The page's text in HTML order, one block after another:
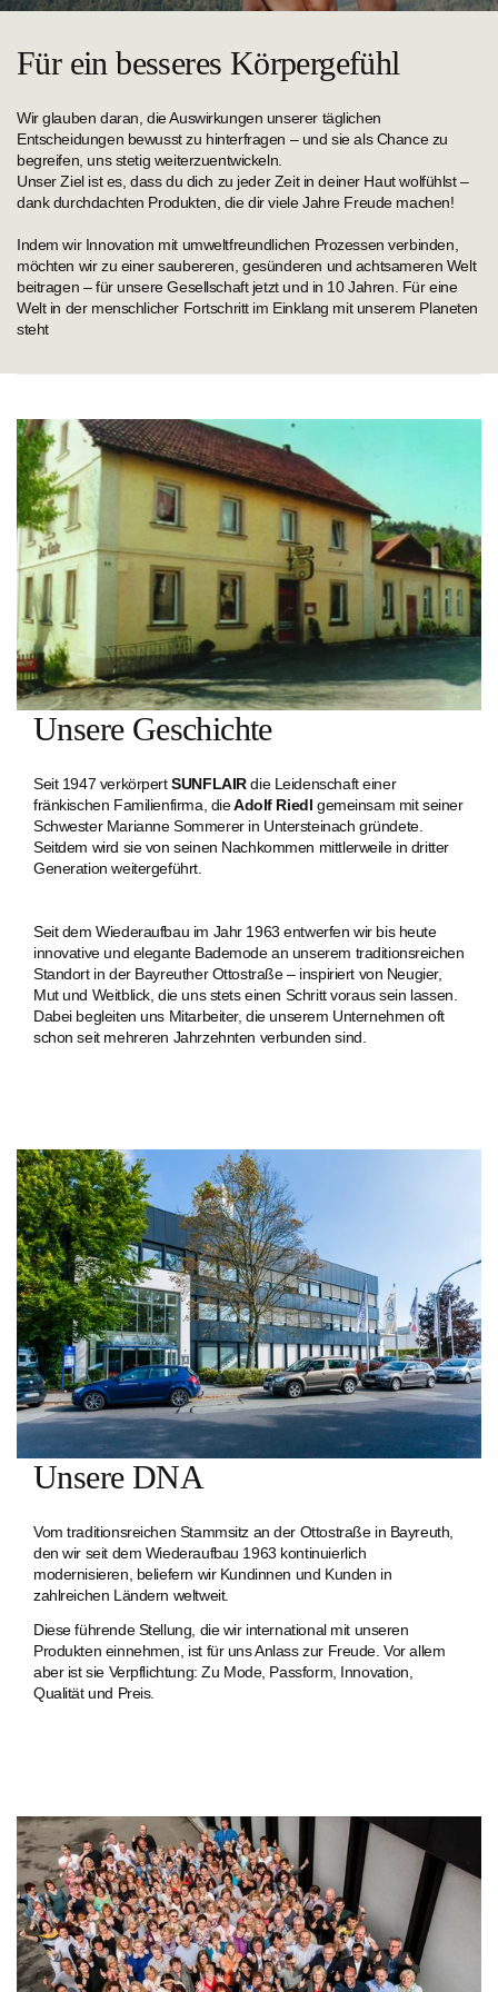
Für ein besseres Körpergefühl
Wir glauben daran, die Auswirkungen unserer täglichen
Entscheidungen bewusst zu hinterfragen – und sie als Chance zu
begreifen, uns stetig weiterzuentwickeln.
Unser Ziel ist es, dass du dich zu jeder Zeit in deiner Haut wolfühlst –
dank durchdachten Produkten, die dir viele Jahre Freude machen!
Indem wir Innovation mit umweltfreundlichen Prozessen verbinden,
möchten wir zu einer saubereren, gesünderen und achtsameren Welt
beitragen – für unsere Gesellschaft jetzt und in 10 Jahren. Für eine
Welt in der menschlicher Fortschritt im Einklang mit unserem Planeten
steht
Unsere Geschichte
Seit 1947 verkörpertSUNFLAIRdie Leidenschaft einer
fränkischen Familien­firma, dieAdolf Riedl gemeinsam mit seiner
Schwester Marianne Sommerer in Untersteinach gründete.
Seitdem wird sie von seinen Nachkommen mittlerweile in dritter
Generation weitergeführt.
Seit dem Wiederaufbau im Jahr 1963 entwerfen wir bis heute
innovative und elegante Bademode an unserem traditionsreichen
Standort in der Bayreuther Ottostraße – inspiriert von Neugier,
Mut und Weitblick, die uns stets einen Schritt voraus sein lassen.
Dabei begleiten uns Mitarbeiter, die unserem Unternehmen oft
schon seit mehreren Jahrzehnten verbunden sind.
Unsere DNA
Vom traditionsreichen Stammsitz an der Ottostraße in Bayreuth,
den wir seit dem Wiederaufbau 1963 kontinuierlich
modernisieren, beliefern wir Kundinnen und Kunden in
zahlreichen Ländern weltweit.
Diese führende Stellung, die wir international mit unseren
Produkten einnehmen, ist für uns Anlass zur Freude. Vor allem
aber ist sie Verpflichtung: Zu Mode, Passform, Innovation,
Qualität und Preis.